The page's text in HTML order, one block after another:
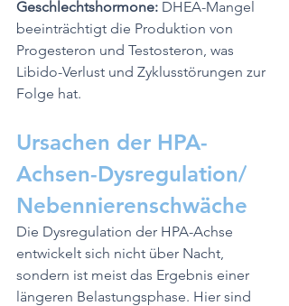
Geschlechtshormone: DHEA-Mangel
beeinträchtigt die Produktion von
Progesteron und Testosteron, was
Libido-Verlust und Zyklusstörungen zur
Folge hat.
Ursachen der HPA-
Achsen-Dysregulation/
Nebennierenschwäche
Die Dysregulation der HPA-Achse
entwickelt sich nicht über Nacht,
sondern ist meist das Ergebnis einer
längeren Belastungsphase. Hier sind